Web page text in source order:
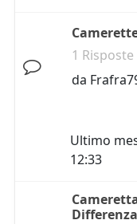
1
da
Ultimo
12:33
Differenza